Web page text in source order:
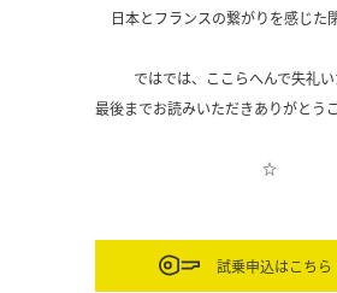
日本とフランスの繋がりを感じた
ではでは、ここらへんで失礼い
最後までお読みいただきありがとう
☆
試乗申込はこちら